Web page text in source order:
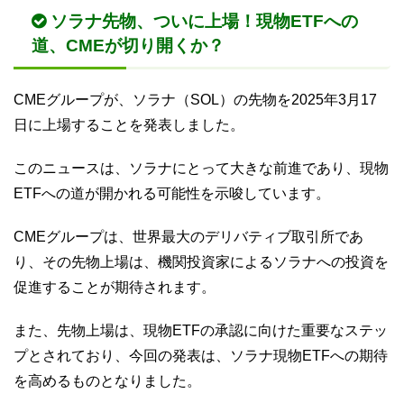
ソラナ先物、ついに上場！現物ETFへの
道、CMEが切り開くか？
CMEグループが、ソラナ（SOL）の先物を2025年3月17
日に上場することを発表しました。
このニュースは、ソラナにとって大きな前進であり、現物
ETFへの道が開かれる可能性を示唆しています。
CMEグループは、世界最大のデリバティブ取引所であ
り、その先物上場は、機関投資家によるソラナへの投資を
促進することが期待されます。
また、先物上場は、現物ETFの承認に向けた重要なステッ
プとされており、今回の発表は、ソラナ現物ETFへの期待
を高めるものとなりました。